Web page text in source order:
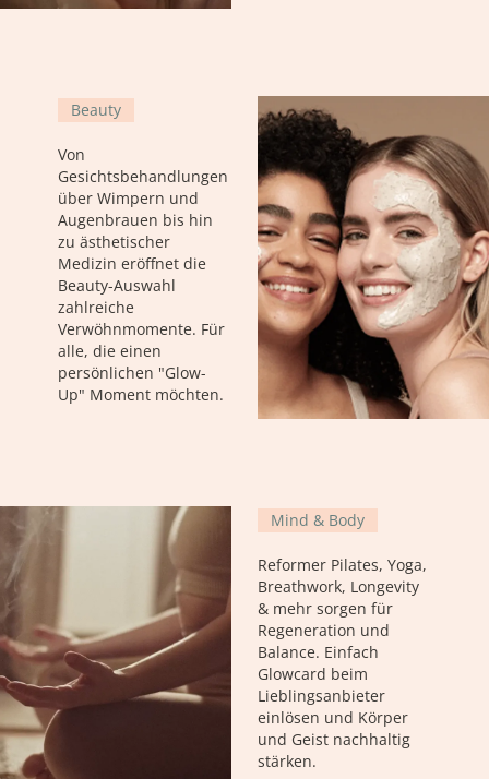
Beauty
Von
Gesichtsbehandlungen
über Wimpern und
Augenbrauen bis hin
zu ästhetischer
Medizin eröffnet die
Beauty-Auswahl
zahlreiche
Verwöhnmomente. Für
alle, die einen
persönlichen "Glow-
Up" Moment möchten.
Mind & Body
Reformer Pilates, Yoga,
Breathwork, Longevity
& mehr sorgen für
Regeneration und
Balance. Einfach
Glowcard beim
Lieblingsanbieter
einlösen und Körper
und Geist nachhaltig
stärken.